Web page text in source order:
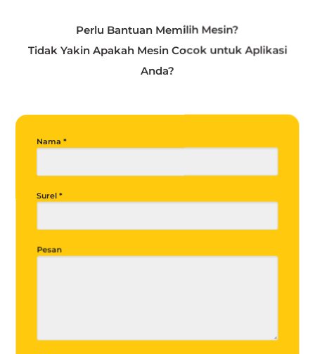
Perlu Bantuan Memilih Mesin?
Tidak Yakin Apakah Mesin Cocok untuk Aplikasi
Anda?
Nama *
Surel *
Pesan